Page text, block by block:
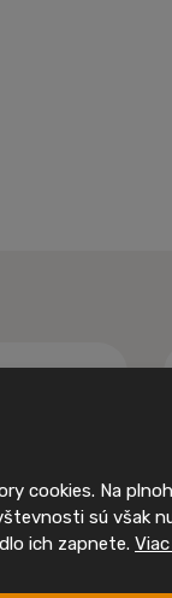
cookies. Na
sú však
ich zapnete.
mezi
mobilní domy
majitele velmi rychle.
sítích a mějte